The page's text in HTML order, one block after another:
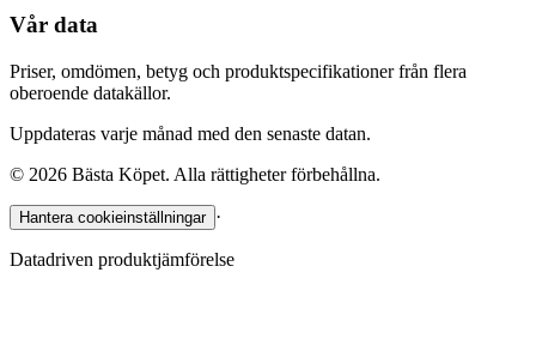
Vår data
Priser, omdömen, betyg och produktspecifikationer från flera
oberoende datakällor.
Uppdateras varje månad med den senaste datan.
© 2026 Bästa Köpet. Alla rättigheter förbehållna.
Hantera cookieinställningar ·
Datadriven produktjämförelse